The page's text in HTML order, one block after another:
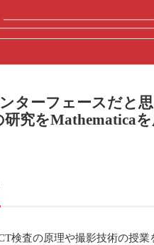
ターフェースだと
究をMathematicaを
検査の原理や撮影技術の授